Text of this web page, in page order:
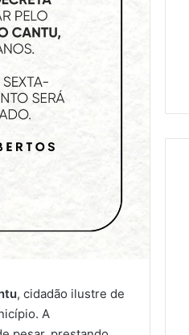
, cidadão ilustre de
A